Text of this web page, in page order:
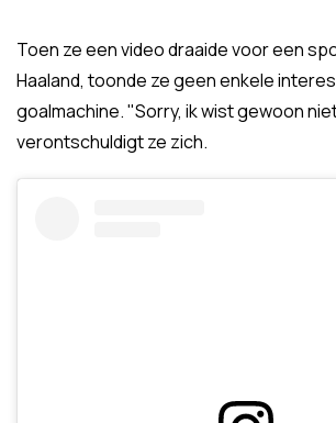
Toen ze een video draaide voor een
Haaland, toonde ze geen enkele
goalmachine. "Sorry, ik wist gewoon
verontschuldigt ze zich.